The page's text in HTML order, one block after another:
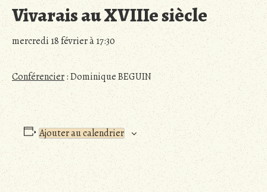
Vivarais au XVIIIe siècle
mercredi 18 février à 17:30
Conférencier: Dominique BEGUIN
Ajouter au calendrier